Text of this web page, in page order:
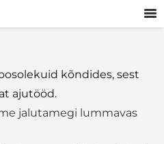
kõndides, sest
ajutööd.
jalutamegi lummavas